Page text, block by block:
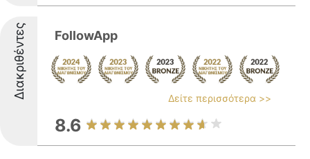
Διακριθέντες FollowApp
Δείτε περισσότερα >>
8.6